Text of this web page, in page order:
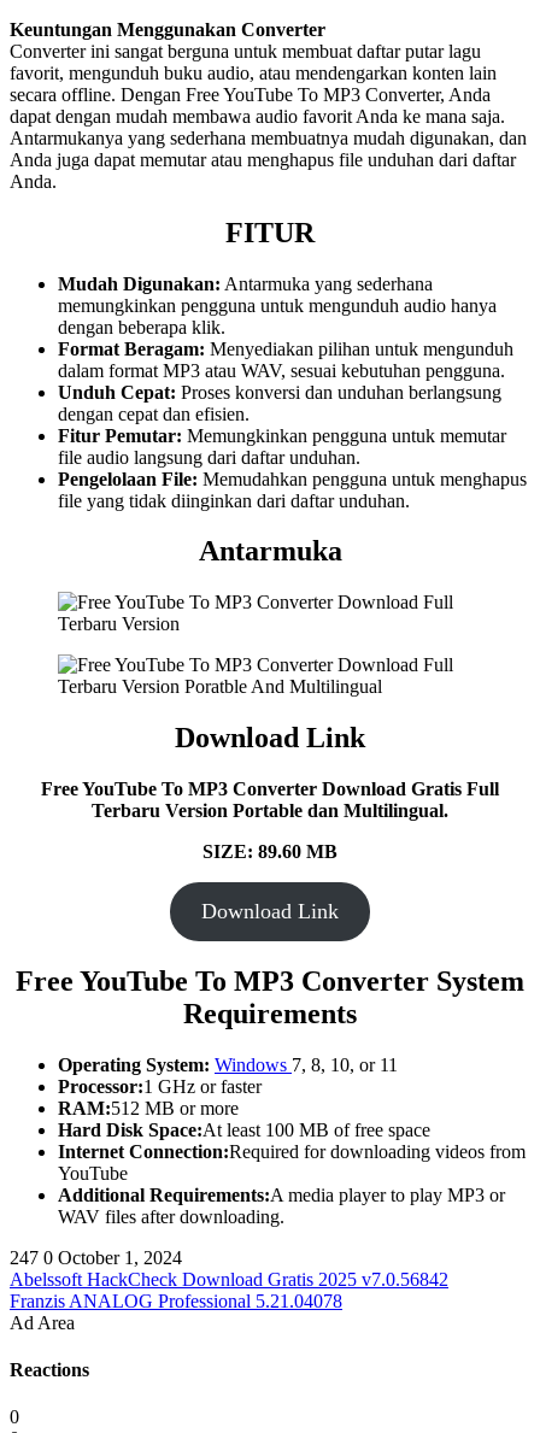
Keuntungan Menggunakan Converter
Converter ini sangat berguna untuk membuat daftar putar lagu
favorit, mengunduh buku audio, atau mendengarkan konten lain
secara offline. Dengan Free YouTube To MP3 Converter, Anda
dapat dengan mudah membawa audio favorit Anda ke mana saja.
Antarmukanya yang sederhana membuatnya mudah digunakan, dan
Anda juga dapat memutar atau menghapus file unduhan dari daftar
Anda.
FITUR
Mudah Digunakan: Antarmuka yang sederhana
memungkinkan pengguna untuk mengunduh audio hanya
dengan beberapa klik.
Format Beragam: Menyediakan pilihan untuk mengunduh
dalam format MP3 atau WAV, sesuai kebutuhan pengguna.
Unduh Cepat: Proses konversi dan unduhan berlangsung
dengan cepat dan efisien.
Fitur Pemutar: Memungkinkan pengguna untuk memutar
file audio langsung dari daftar unduhan.
Pengelolaan File: Memudahkan pengguna untuk menghapus
file yang tidak diinginkan dari daftar unduhan.
Antarmuka
Download Link
Free YouTube To MP3 Converter Download Gratis Full
Terbaru Version Portable dan Multilingual.
SIZE: 89.60 MB
Download Link
Free YouTube To MP3 Converter System
Requirements
Operating System: Windows 7, 8, 10, or 11
Processor:1 GHz or faster
RAM:512 MB or more
Hard Disk Space:At least 100 MB of free space
Internet Connection:Required for downloading videos from
YouTube
Additional Requirements:A media player to play MP3 or
WAV files after downloading.
247 0 October 1, 2024
Abelssoft HackCheck Download Gratis 2025 v7.0.56842
Franzis ANALOG Professional 5.21.04078
Ad Area
Reactions
0